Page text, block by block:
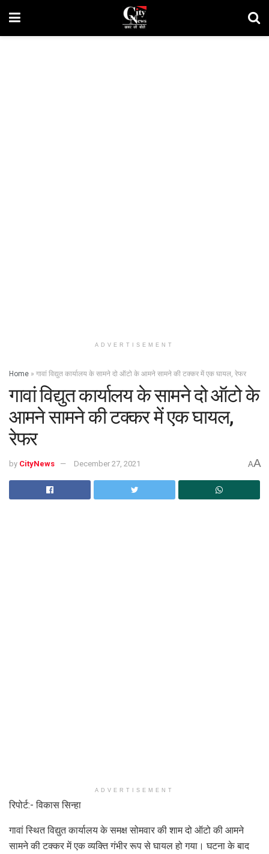
ADVERTISEMENT
Home » गावां विद्युत कार्यालय के सामने दो ऑटो के आमने सामने की टक्कर में एक घायल, रेफर
गावां विद्युत कार्यालय के सामने दो ऑटो के
आमने सामने की टक्कर में एक घायल,
रेफर
by CityNews December 27, 2021 AA
ADVERTISEMENT
रिपोर्ट:- विकास सिन्हा
गावां स्थित विद्युत कार्यालय के समक्ष सोमवार की शाम दो ऑटो की आमने
सामने की टक्कर में एक व्यक्ति गंभीर रूप से घायल हो गया। घटना के बाद